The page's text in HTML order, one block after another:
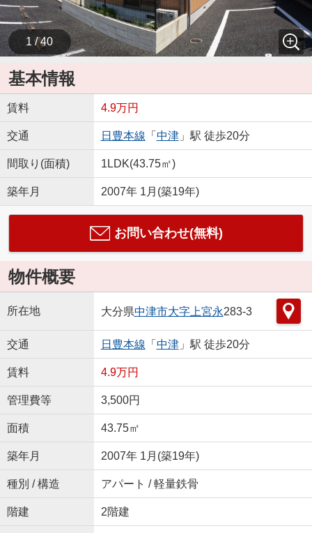
1 / 40
基本情報
賃料 4.9万円
交通 日豊本線 「 中津」駅 徒歩20分
間取り(面積) 1LDK(43.75㎡)
築年月 2007年 1月(築19年)
お問い合わせ(無料)
物件概要
所在地 大分県中津市大字上宮永283-3
交通 日豊本線 「 中津」駅 徒歩20分
賃料 4.9万円
管理費等 3,500円
面積 43.75㎡
築年月 2007年 1月(築19年)
種別 / 構造 アパート / 軽量鉄骨
階建 2階建